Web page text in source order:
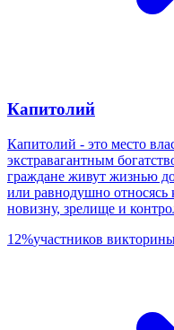
Капитолий
Капитолий - это место
экстравагантным
граждане живут жизнью
или равнодушно относясь
новизну, зрелище и
12%участников